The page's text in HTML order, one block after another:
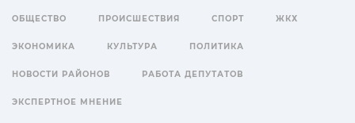
ОБЩЕСТВО ПРОИСШЕСТВИЯ СПОРТ ЖКХ
ЭКОНОМИКА КУЛЬТУРА ПОЛИТИКА
НОВОСТИ РАЙОНОВ РАБОТА ДЕПУТАТОВ
ЭКСПЕРТНОЕ МНЕНИЕ